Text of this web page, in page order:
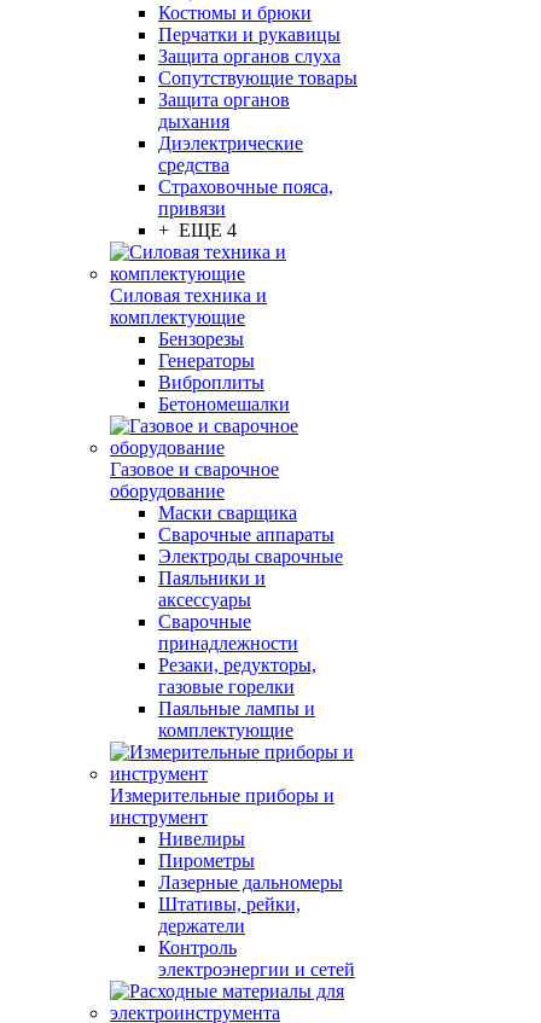
Костюмы и брюки
Перчатки и рукавицы
Защита органов слуха
Сопутствующие товары
Защита органов
дыхания
Диэлектрические
средства
Страховочные пояса,
привязи
+ ЕЩЕ 4
Силовая техника и
комплектующие
Бензорезы
Генераторы
Виброплиты
Бетономешалки
Газовое и сварочное
оборудование
Маски сварщика
Сварочные аппараты
Электроды сварочные
Паяльники и
аксессуары
Сварочные
принадлежности
Резаки, редукторы,
газовые горелки
Паяльные лампы и
комплектующие
Измерительные приборы и
инструмент
Нивелиры
Пирометры
Лазерные дальномеры
Штативы, рейки,
держатели
Контроль
электроэнергии и сетей